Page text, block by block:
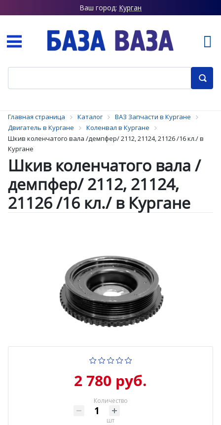
Ваш город: Курган
Главная страница Каталог
ВАЗ Запчасти в Кургане
Двигатель в Кургане
Коленвал в Кургане
Шкив коленчатого вала /демпфер/ 2112, 21124, 21126 /16 кл./ в
Кургане
Шкив коленчатого вала /
демпфер/ 2112, 21124,
21126 /16 кл./ в Кургане
2 780 руб.
Количество
шт